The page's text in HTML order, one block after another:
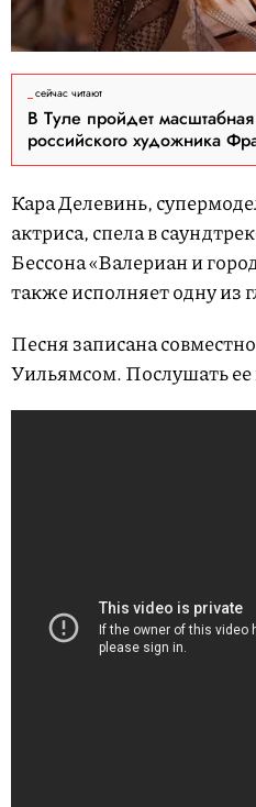
сейчас читают
В Туле пройдет масштабная
российского художника
Кара Делевинь,
актриса, спела в
Бессона «Валериан и
также исполняет одну из
Песня записана
Уильямсом. Послушать